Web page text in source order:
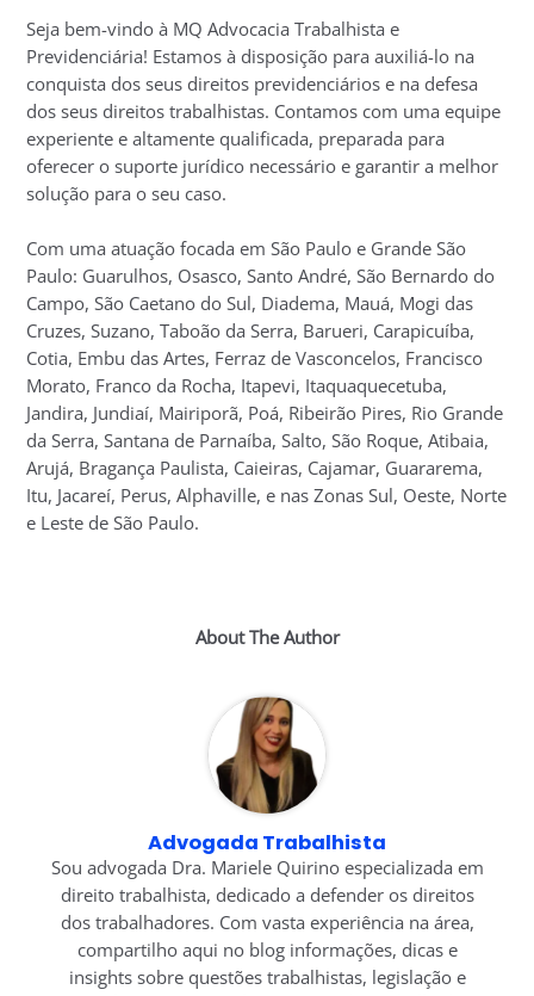
Seja bem-vindo à MQ Advocacia Trabalhista e
Previdenciária! Estamos à disposição para auxiliá-lo na
conquista dos seus direitos previdenciários e na defesa
dos seus direitos trabalhistas. Contamos com uma equipe
experiente e altamente qualificada, preparada para
oferecer o suporte jurídico necessário e garantir a melhor
solução para o seu caso.
Com uma atuação focada em São Paulo e Grande São
Paulo: Guarulhos, Osasco, Santo André, São Bernardo do
Campo, São Caetano do Sul, Diadema, Mauá, Mogi das
Cruzes, Suzano, Taboão da Serra, Barueri, Carapicuíba,
Cotia, Embu das Artes, Ferraz de Vasconcelos, Francisco
Morato, Franco da Rocha, Itapevi, Itaquaquecetuba,
Jandira, Jundiaí, Mairiporã, Poá, Ribeirão Pires, Rio Grande
da Serra, Santana de Parnaíba, Salto, São Roque, Atibaia,
Arujá, Bragança Paulista, Caieiras, Cajamar, Guararema,
Itu, Jacareí, Perus, Alphaville, e nas Zonas Sul, Oeste, Norte
e Leste de São Paulo.
About The Author
Advogada Trabalhista
Sou advogada Dra. Mariele Quirino especializada em
direito trabalhista, dedicado a defender os direitos
dos trabalhadores. Com vasta experiência na área,
compartilho aqui no blog informações, dicas e
insights sobre questões trabalhistas, legislação e